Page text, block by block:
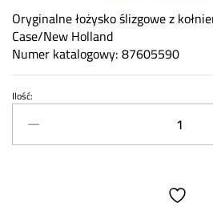
Oryginalne łożysko ślizgowe z
Case/New Holland
Numer katalogowy: 87605590
Łożysko
ślizgowe
z
Ilość: